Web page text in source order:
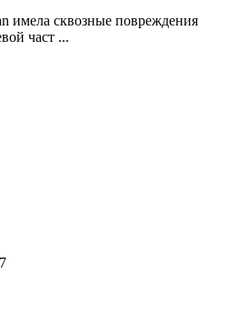
имела сквозные повреждения
част ...